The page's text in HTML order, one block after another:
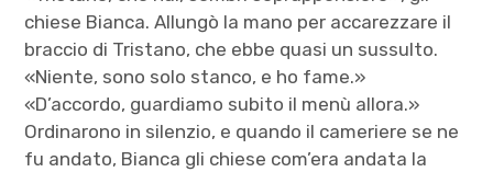
chiese Bianca. Allungò la mano per accarezzare il
braccio di Tristano, che ebbe quasi un sussulto.
«Niente, sono solo stanco, e ho fame.»
«D’accordo, guardiamo subito il menù allora.»
Ordinarono in silenzio, e quando il cameriere se ne
fu andato, Bianca gli chiese com’era andata la